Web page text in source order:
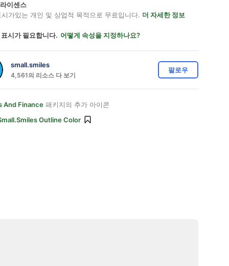
이센스
가있는 개인 및 상업적 목적으로 무료입니다. 더 자세한 정보
시가 필요합니다. 어떻게 속성을 지정하나요?
small.smiles
4,561의 리소스 다 보기
팔로우
And Finance 패키지의 추가 아이콘
Outline Color